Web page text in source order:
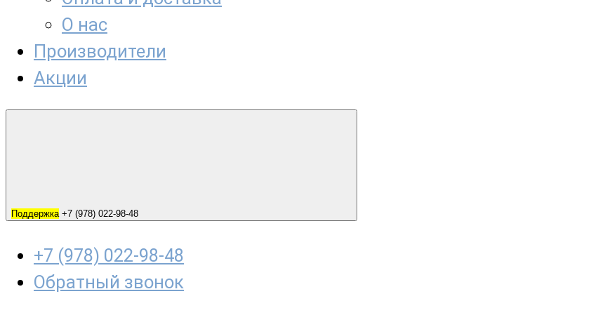
О нас
Производители
Акции
Поддержка+7 (978) 022-98-48
+7 (978) 022-98-48
Обратный звонок